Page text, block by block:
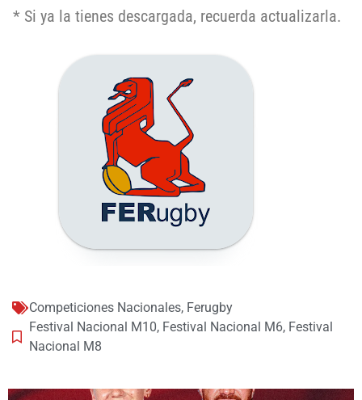
* Si ya la tienes descargada, recuerda actualizarla.
Competiciones Nacionales, Ferugby
Festival Nacional M10, Festival Nacional M6, Festival
Nacional M8